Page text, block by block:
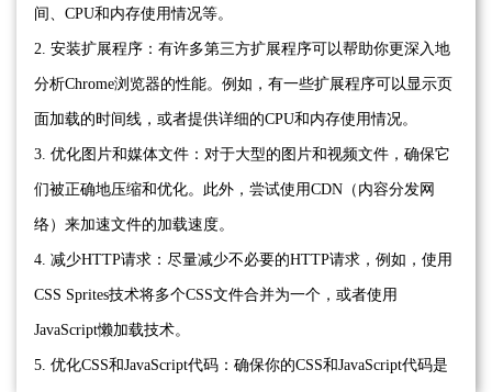
间、CPU和内存使用情况等。
2. 安装扩展程序：有许多第三方扩展程序可以帮助你更深入地
分析Chrome浏览器的性能。例如，有一些扩展程序可以显示页
面加载的时间线，或者提供详细的CPU和内存使用情况。
3. 优化图片和媒体文件：对于大型的图片和视频文件，确保它
们被正确地压缩和优化。此外，尝试使用CDN（内容分发网
络）来加速文件的加载速度。
4. 减少HTTP请求：尽量减少不必要的HTTP请求，例如，使用
CSS Sprites技术将多个CSS文件合并为一个，或者使用
JavaScript懒加载技术。
5. 优化CSS和JavaScript代码：确保你的CSS和JavaScript代码是